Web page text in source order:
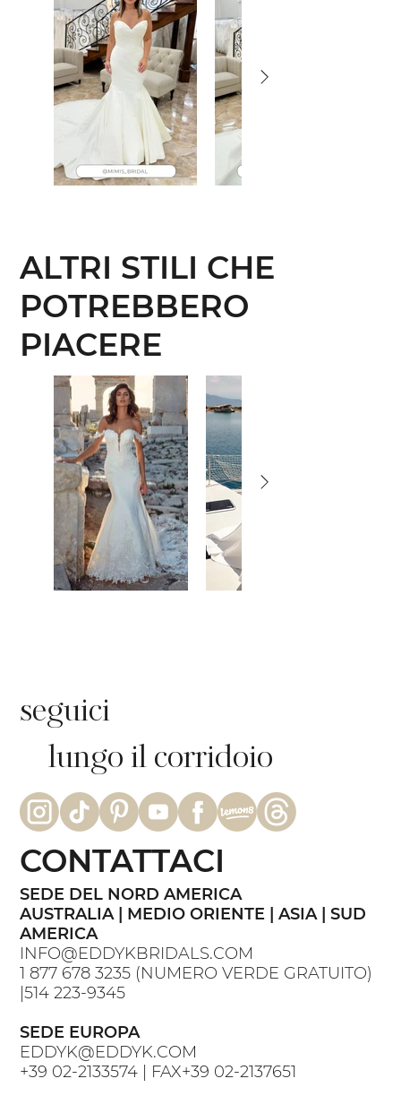
ALTRI STILI CHE
POTREBBERO
PIACERE
seguici
lungo il corridoio
SEDE DEL NORD AMERICA
AUSTRALIA | MEDIO ORIENTE | ASIA | SUD
AMERICA
INFO@EDDYKBRIDALS.COM
1 877 678 3235 (NUMERO VERDE GRATUITO)
|514 223-9345
SEDE EUROPA
EDDYK@EDDYK.COM
+39 02-2133574 | FAX+39 02-2137651
CONTATTACI